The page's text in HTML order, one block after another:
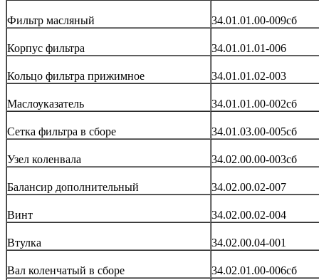
Фильтр масляный 34.01.01.00-009сб
Корпус фильтра 34.01.01.01-006
Кольцо фильтра прижимное 34.01.01.02-003
Маслоуказатель 34.01.01.00-002сб
Сетка фильтра в сборе 34.01.03.00-005сб
Узел коленвала 34.02.00.00-003сб
Балансир дополнительный 34.02.00.02-007
Винт 34.02.00.02-004
Втулка 34.02.00.04-001
Вал коленчатый в сборе 34.02.01.00-006сб